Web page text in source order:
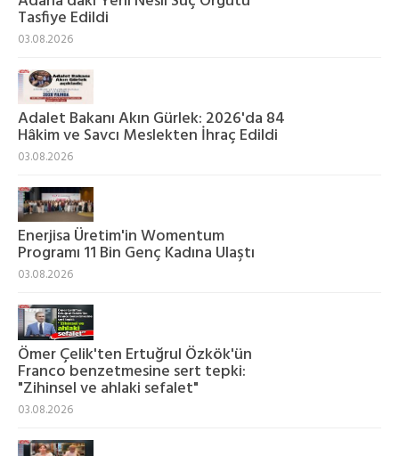
Tasfiye Edildi
03.08.2026
Adalet Bakanı Akın Gürlek: 2026'da 84
Hâkim ve Savcı Meslekten İhraç Edildi
03.08.2026
Enerjisa Üretim'in Womentum
Programı 11 Bin Genç Kadına Ulaştı
03.08.2026
Ömer Çelik'ten Ertuğrul Özkök'ün
Franco benzetmesine sert tepki:
"Zihinsel ve ahlaki sefalet"
03.08.2026